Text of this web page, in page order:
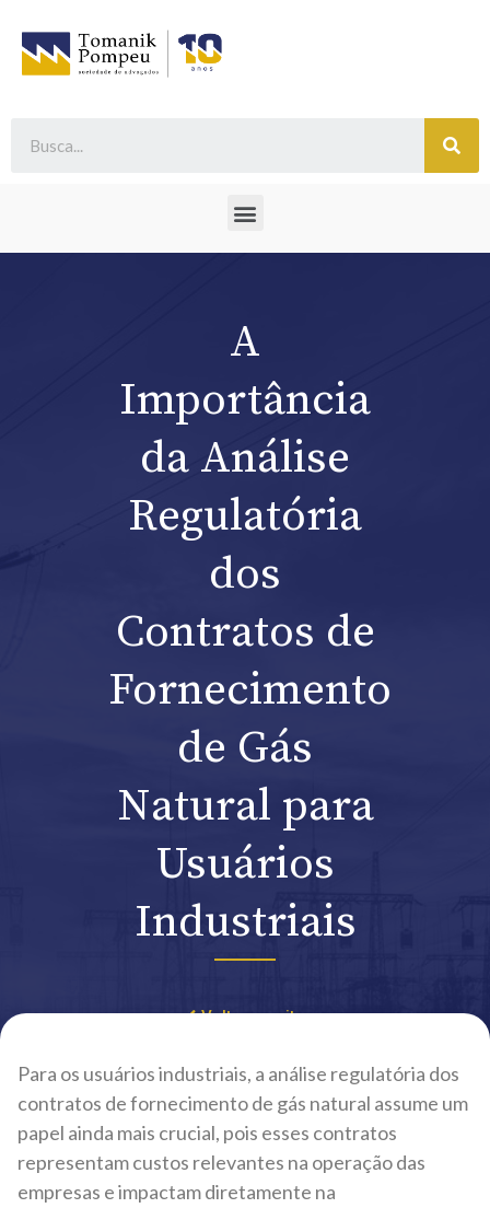
A
Importância
da Análise
Regulatória
dos
Contratos de
Fornecimento
de Gás
Natural para
Usuários
Industriais
Voltar ao site
Para os usuários industriais, a análise regulatória dos
contratos de fornecimento de gás natural assume um
papel ainda mais crucial, pois esses contratos
representam custos relevantes na operação das
empresas e impactam diretamente na